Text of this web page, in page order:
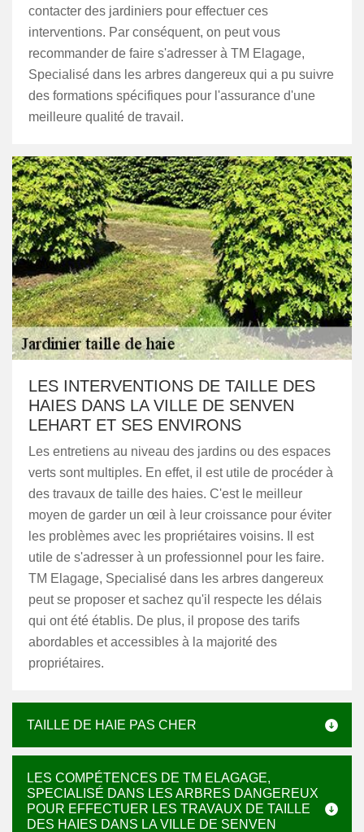
contacter des jardiniers pour effectuer ces
interventions. Par conséquent, on peut vous
recommander de faire s'adresser à TM Elagage,
Specialisé dans les arbres dangereux qui a pu suivre
des formations spécifiques pour l'assurance d'une
meilleure qualité de travail.
LES INTERVENTIONS DE TAILLE DES
HAIES DANS LA VILLE DE SENVEN
LEHART ET SES ENVIRONS
Les entretiens au niveau des jardins ou des espaces
verts sont multiples. En effet, il est utile de procéder à
des travaux de taille des haies. C'est le meilleur
moyen de garder un œil à leur croissance pour éviter
les problèmes avec les propriétaires voisins. Il est
utile de s'adresser à un professionnel pour les faire.
TM Elagage, Specialisé dans les arbres dangereux
peut se proposer et sachez qu'il respecte les délais
qui ont été établis. De plus, il propose des tarifs
abordables et accessibles à la majorité des
propriétaires.
TAILLE DE HAIE PAS CHER
LES COMPÉTENCES DE TM ELAGAGE,
SPECIALISÉ DANS LES ARBRES DANGEREUX
POUR EFFECTUER LES TRAVAUX DE TAILLE
DES HAIES DANS LA VILLE DE SENVEN